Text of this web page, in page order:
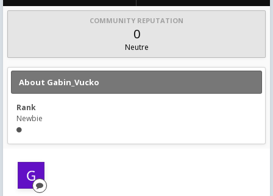
COMMUNITY REPUTATION
0
Neutre
About Gabin_Vucko
Rank
Newbie